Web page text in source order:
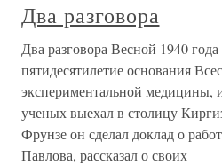
Два разговора
Два разговора Весной 1940 года
пятидесятилетие основания
экспериментальной медицины,
ученых выехал в столицу
Фрунзе он сделал доклад о
Павлова, рассказал о своих